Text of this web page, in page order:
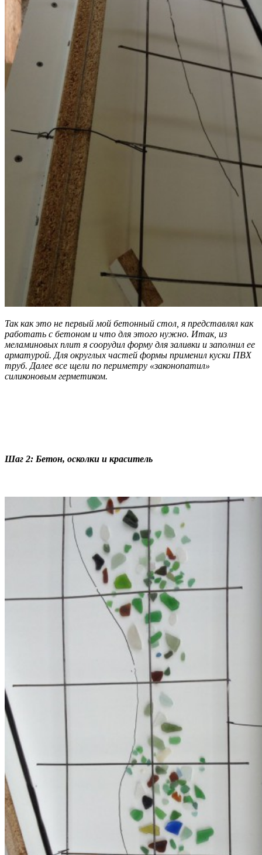
Так как это не первый мой бетонный стол, я представлял как
работать с бетоном и что для этого нужно. Итак, из
меламиновых плит я соорудил форму для заливки и заполнил ее
арматурой. Для округлых частей формы применил куски ПВХ
труб. Далее все щели по периметру «законопатил»
силиконовым герметиком.
Шаг 2: Бетон, осколки и краситель